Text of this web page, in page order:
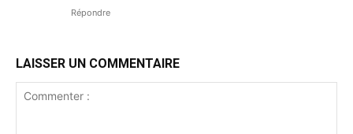
Répondre
LAISSER UN COMMENTAIRE